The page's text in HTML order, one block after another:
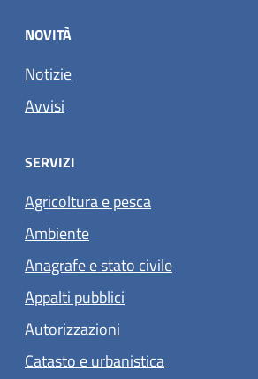
NOVITÀ
Notizie
Avvisi
SERVIZI
Agricoltura e pesca
Ambiente
Anagrafe e stato civile
Appalti pubblici
Autorizzazioni
Catasto e urbanistica